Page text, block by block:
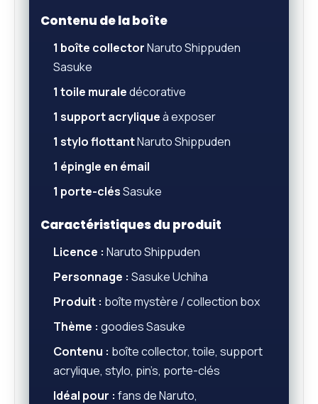
Contenu de la boîte
1 boîte collectorNaruto Shippuden
Sasuke
1 toile muraledécorative
1 support acryliqueà exposer
1 stylo flottantNaruto Shippuden
1 épingle en émail
1 porte-clésSasuke
Caractéristiques du produit
Licence : Naruto Shippuden
Personnage : Sasuke Uchiha
Produit : boîte mystère / collection box
Thème : goodies Sasuke
Contenu : boîte collector, toile, support
acrylique, stylo, pin’s, porte-clés
Idéal pour : fans de Naruto,